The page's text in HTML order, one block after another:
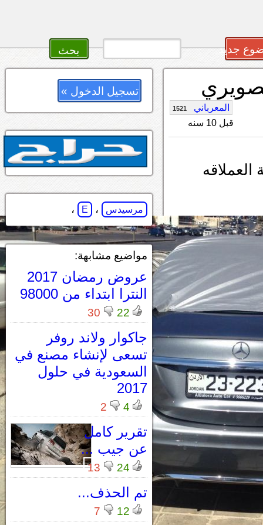
جديد
المعرباني 1521
قبل 10 سنه
تسجيل الدخول »
مرسيدس ، E ،
مواضيع مشابهة:
عروض رمضان 2017
النترا ابتداء من 98000
22
30
جاكوار ولاند روفر
تسعى لإنشاء مصنع في
السعودية في حلول
2017
4
2
تقرير كامل
عن جيب ...
24
13
تم الحذف...
12
7